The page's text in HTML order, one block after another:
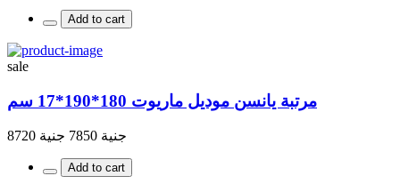
Add to cart
sale
مرتبة يانسن موديل ماريوت 180*190*17 سم
جنية 7850 جنية 8720
Add to cart